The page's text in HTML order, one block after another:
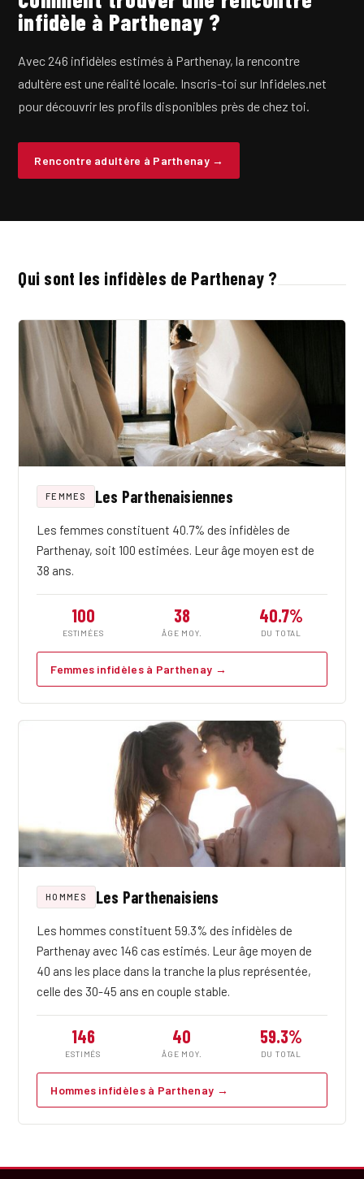
infidèle à Parthenay ?
Avec 246 infidèles estimés à Parthenay, la rencontre
adultère est une réalité locale. Inscris-toi sur Infideles.net
pour découvrir les profils disponibles près de chez toi.
Rencontre adultère à Parthenay →
Qui sont les infidèles de Parthenay ?
FEMMES Les Parthenaisiennes
Les femmes constituent 40.7% des infidèles de
Parthenay, soit 100 estimées. Leur âge moyen est de
38 ans.
100
ESTIMÉES
38
ÂGE MOY.
40.7%
DU TOTAL
Femmes infidèles à Parthenay →
HOMMES Les Parthenaisiens
Les hommes constituent 59.3% des infidèles de
Parthenay avec 146 cas estimés. Leur âge moyen de
40 ans les place dans la tranche la plus représentée,
celle des 30-45 ans en couple stable.
146
ESTIMÉS
40
ÂGE MOY.
59.3%
DU TOTAL
Hommes infidèles à Parthenay →